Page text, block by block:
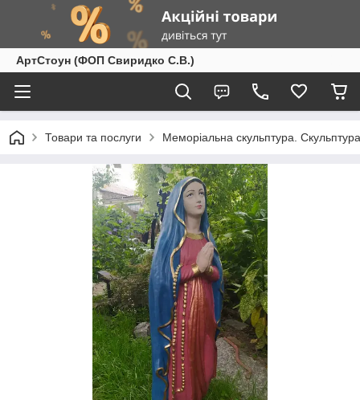
АртСтоун (ФОП Свиридко С.В.)
Товари та послуги Меморіальна скульптура.